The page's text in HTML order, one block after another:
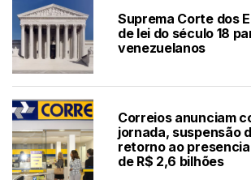
Suprema Corte dos
de lei do século 18
venezuelanos
Correios anunciam
jornada, suspensão
retorno ao
de R$ 2,6 bilhões